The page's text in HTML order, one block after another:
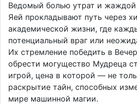
Ведомый болью утрат и
Яей прокладывают путь через
академической жизни, где
потенциальный враг или
Их стремление победить в
обрести могущество Мудреца
игрой, цена в которой — не
раскрытие тайн, способных
мире машинной магии.